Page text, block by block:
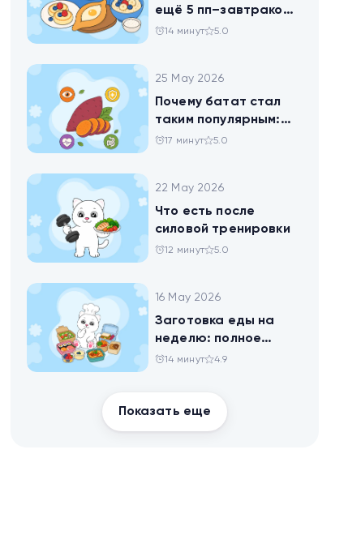
ещё 5 пп–завтраков,
чтобы набрать
14 минут 5.0
25 May 2026
Почему батат стал
таким популярным:
всё о пользе
17 минут 5.0
22 May 2026
Что есть после
силовой тренировки
12 минут 5.0
16 May 2026
Заготовка еды на
неделю: полное
руководство для
14 минут 4.9
Показать еще